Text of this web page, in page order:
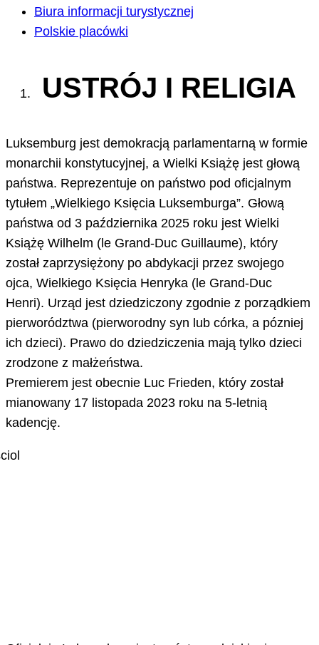
Biura informacji turystycznej
Polskie placówki
USTRÓJ I RELIGIA
Luksemburg jest demokracją parlamentarną w formie
monarchii konstytucyjnej, a Wielki Książę jest głową
państwa. Reprezentuje on państwo pod oficjalnym
tytułem „Wielkiego Księcia Luksemburga”. Głową
państwa od 3 października 2025 roku jest Wielki
Książę Wilhelm (le Grand-Duc Guillaume), który
został zaprzysiężony po abdykacji przez swojego
ojca, Wielkiego Księcia Henryka (le Grand-Duc
Henri). Urząd jest dziedziczony zgodnie z porządkiem
pierworództwa (pierworodny syn lub córka, a pózniej
ich dzieci). Prawo do dziedziczenia mają tylko dzieci
zrodzone z małżeństwa.
Premierem jest obecnie Luc Frieden, który został
mianowany 17 listopada 2023 roku na 5-letnią
kadencję.